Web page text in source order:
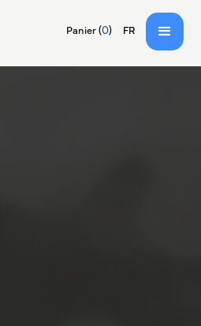
Panier (0) FR